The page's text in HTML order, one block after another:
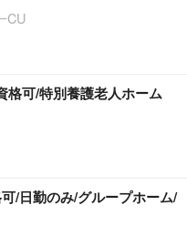
CU
格可/特別養護老人ホーム
/日勤のみ/グループホーム/